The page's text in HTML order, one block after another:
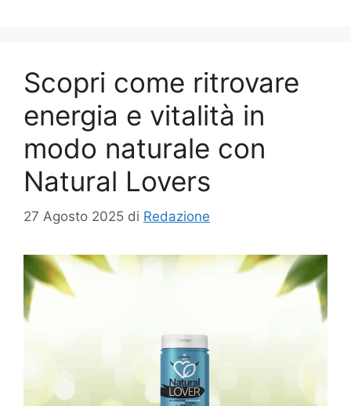
Scopri come ritrovare
energia e vitalità in
modo naturale con
Natural Lovers
27 Agosto 2025 di Redazione